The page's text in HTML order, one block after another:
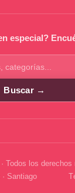
especial?
Buscar →
Todos los derechos
Santiago